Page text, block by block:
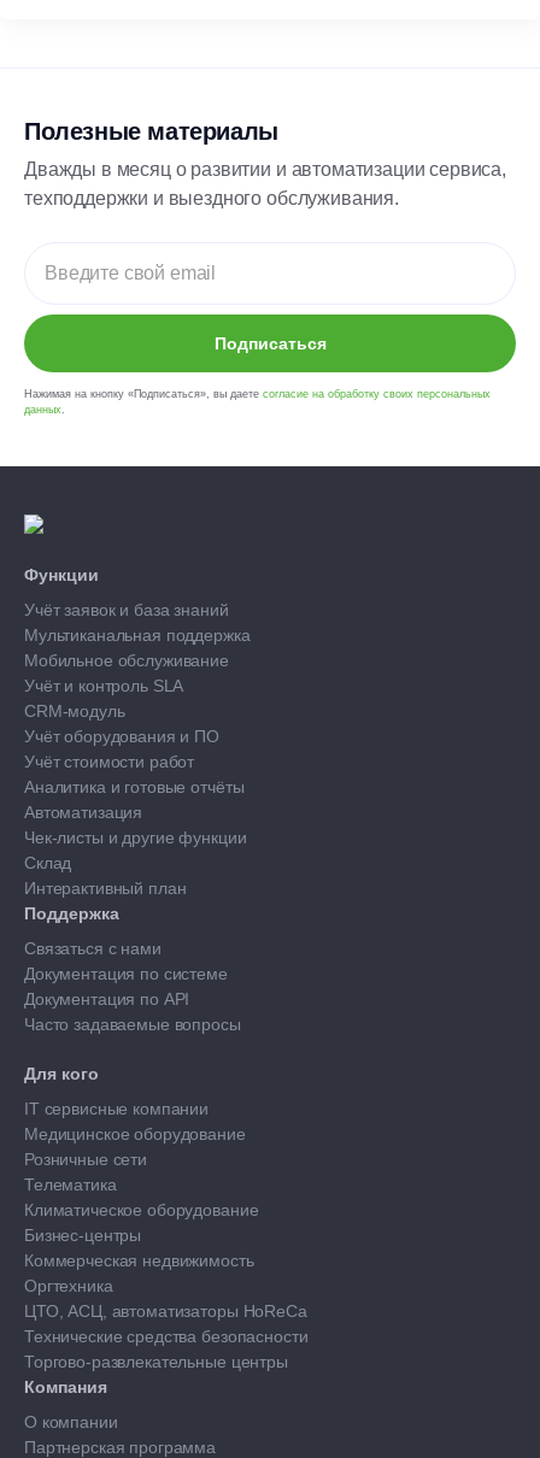
Полезные материалы
Дважды в месяц о развитии и автоматизации сервиса,
техподдержки и выездного обслуживания.
Подписаться
Нажимая на кнопку «Подписаться», вы даете согласие на обработку своих персональных
данных
Функции
Учёт заявок и база знаний
Мультиканальная поддержка
Мобильное обслуживание
Учёт и контроль SLA
CRM-модуль
Учёт оборудования и ПО
Учёт стоимости работ
Аналитика и готовые отчёты
Автоматизация
Чек-листы и другие функции
Склад
Интерактивный план
Поддержка
Связаться с нами
Документация по системе
Документация по API
Часто задаваемые вопросы
Для кого
IT сервисные компании
Медицинское оборудование
Розничные сети
Телематика
Климатическое оборудование
Бизнес-центры
Коммерческая недвижимость
Оргтехника
ЦТО, АСЦ, автоматизаторы HoReCa
Технические средства безопасности
Торгово-развлекательные центры
Компания
О компании
Партнерская программа